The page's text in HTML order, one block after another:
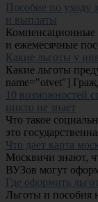
Пособие по уходу
и выплаты
Компенсационные
и ежемесячные
Какие льготы у
Какие льготы
name="otvet"]
10 возможностей
никто не знает
Что такое
это
Что дает карта
Москвичи знают,
ВУЗов могут
Где оформить
Льготы и пособия